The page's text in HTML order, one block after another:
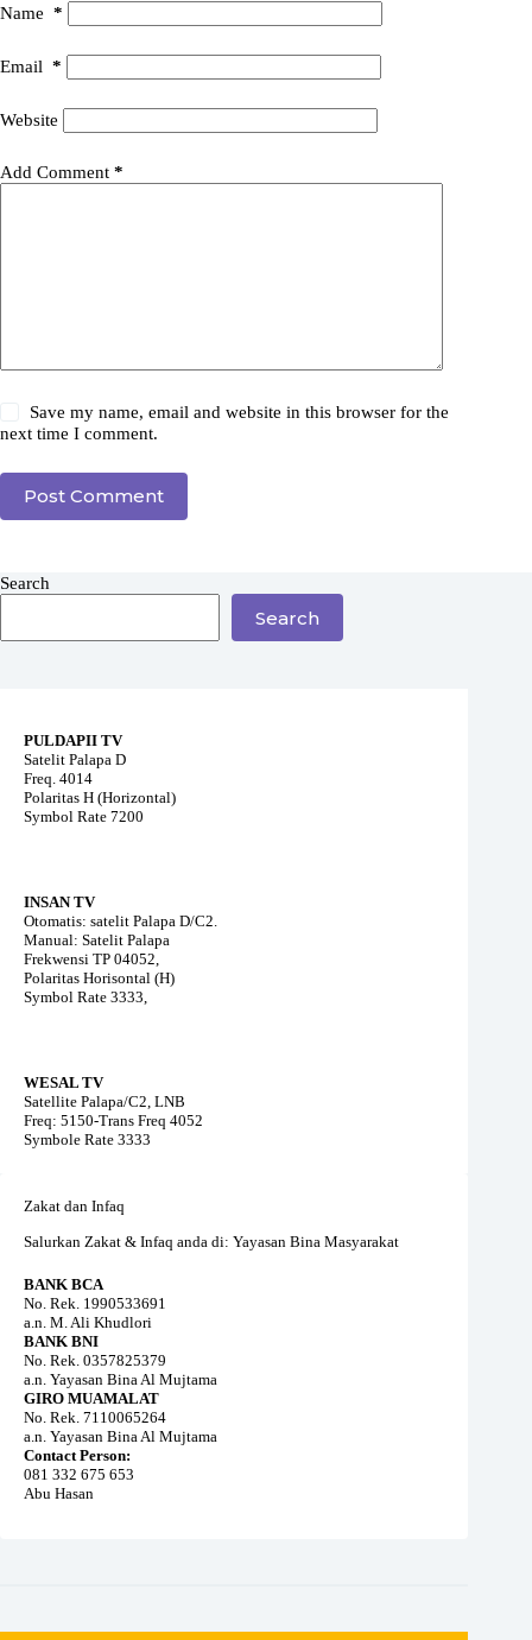
Name *
Email *
Website
Add Comment *
Save my name, email and website in this browser for the
next time I comment.
Post Comment
Search
Search
PULDAPII TV
Satelit Palapa D
Freq. 4014
Polaritas H (Horizontal)
Symbol Rate 7200
INSAN TV
Otomatis: satelit Palapa D/C2.
Manual: Satelit Palapa
Frekwensi TP 04052,
Polaritas Horisontal (H)
Symbol Rate 3333,
WESAL TV
Satellite Palapa/C2, LNB
Freq: 5150-Trans Freq 4052
Symbole Rate 3333
Zakat dan Infaq
Salurkan Zakat & Infaq anda di: Yayasan Bina Masyarakat
BANK BCA
No. Rek. 1990533691
a.n. M. Ali Khudlori
BANK BNI
No. Rek. 0357825379
a.n. Yayasan Bina Al Mujtama
GIRO MUAMALAT
No. Rek. 7110065264
a.n. Yayasan Bina Al Mujtama
Contact Person:
081 332 675 653
Abu Hasan